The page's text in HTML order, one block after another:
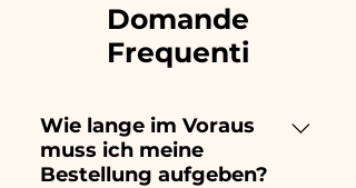
Domande
Frequenti
Wie lange im Voraus
muss ich meine
Bestellung aufgeben?